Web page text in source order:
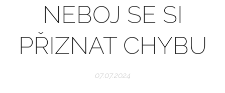
NEBOJ SE SI
PŘIZNAT CHYBU
07.07.2024